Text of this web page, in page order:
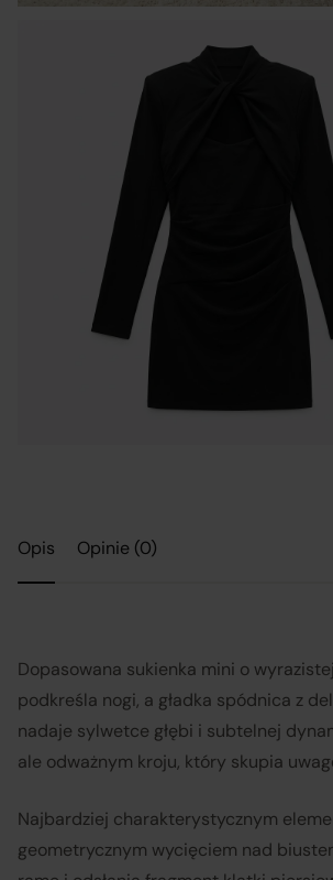
Opis Opinie (0)
Dopasowana sukienka mini o
podkreśla nogi, a gładka spódnica z
nadaje sylwetce głębi i subtelnej
ale odważnym kroju, który skupia
Najbardziej charakterystycznym
geometrycznym wycięciem nad